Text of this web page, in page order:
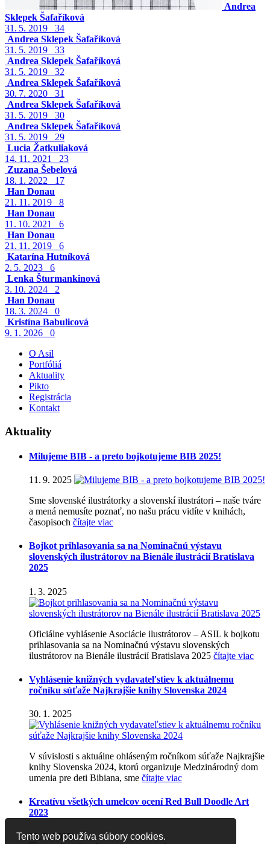
Tento web používa súbory cookies.
Andrea
Sklepek Šafaříková
31. 5. 2019
34
Andrea Sklepek Šafaříková
31. 5. 2019
33
Andrea Sklepek Šafaříková
31. 5. 2019
32
Andrea Sklepek Šafaříková
30. 7. 2020
31
Andrea Sklepek Šafaříková
31. 5. 2019
30
Andrea Sklepek Šafaříková
31. 5. 2019
29
Lucia Žatkuliaková
14. 11. 2021
23
Zuzana Šebelová
18. 1. 2022
17
Han Donau
21. 11. 2019
8
Han Donau
11. 10. 2021
6
Han Donau
21. 11. 2019
6
Katarína Hutníková
2. 5. 2023
6
Lenka Šturmankinová
3. 10. 2024
2
Han Donau
18. 3. 2024
0
Kristína Babulicová
9. 1. 2026
0
O Asil
Portfóliá
Aktuality
Pikto
Registrácia
Kontakt
Aktuality
Milujeme BIB - a preto bojkotujeme BIB 2025!
11. 9. 2025
Sme slovenské ilustrátorky a slovenskí ilustrátori – naše tváre
a mená nemusíte poznať, no našu prácu vidíte v knihách,
časopisoch čítajte viac
Bojkot prihlasovania sa na Nominačnú výstavu
slovenských ilustrátorov na Bienále ilustrácií Bratislava
2025
1. 3. 2025
Oficiálne vyhlásenie Asociácie ilustrátorov – ASIL k bojkotu
prihlasovania sa na Nominačnú výstavu slovenských
ilustrátorov na Bienále ilustrácií Bratislava 2025 čítajte viac
Vyhlásenie knižných vydavateľstiev k aktuálnemu
ročníku súťaže Najkrajšie knihy Slovenska 2024
30. 1. 2025
V súvislosti s aktuálne ohláseným ročníkom súťaže Najkrajšie
knihy Slovenska 2024, ktorú organizuje Medzinárodný dom
umenia pre deti Bibiana, sme čítajte viac
Kreatívu všetkých umelcov ocení Red Bull Doodle Art
2023
22. 2. 2023